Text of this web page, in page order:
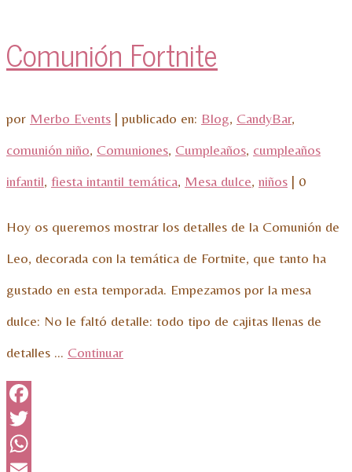
Comunión Fortnite
por Merbo Events | publicado en: Blog, CandyBar,
comunión niño, Comuniones, Cumpleaños, cumpleaños
infantil, fiesta intantil temática, Mesa dulce, niños | 0
Hoy os queremos mostrar los detalles de la Comunión de
Leo, decorada con la temática de Fortnite, que tanto ha
gustado en esta temporada. Empezamos por la mesa
dulce: No le faltó detalle: todo tipo de cajitas llenas de
detalles … Continuar
Facebook
Twitter
WhatsApp